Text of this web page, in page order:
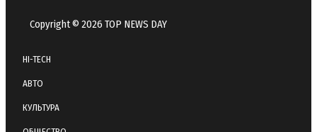
Copyright © 2026 TOP NEWS DAY
HI-TECH
АВТО
КУЛЬТУРА